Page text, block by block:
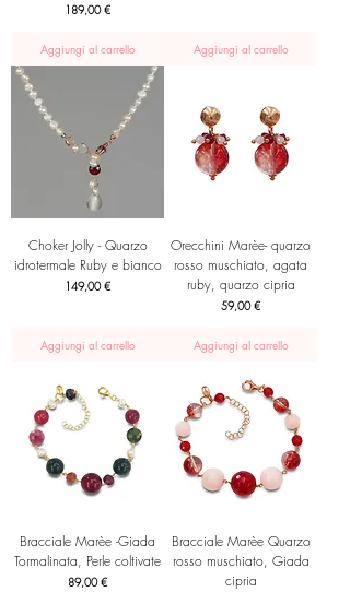
Prezzo
189,00 €
Aggiungi al carrello Aggiungi al carrello
Choker Jolly - Quarzo
idrotermale Ruby e bianco
Prezzo
149,00 €
Aggiungi al carrello
Orecchini Marèe- quarzo
rosso muschiato, agata
ruby, quarzo cipria
Prezzo
59,00 €
Aggiungi al carrello
Bracciale Marèe -Giada
Tormalinata, Perle coltivate
Prezzo
89,00 €
Bracciale Marèe Quarzo
rosso muschiato, Giada
cipria